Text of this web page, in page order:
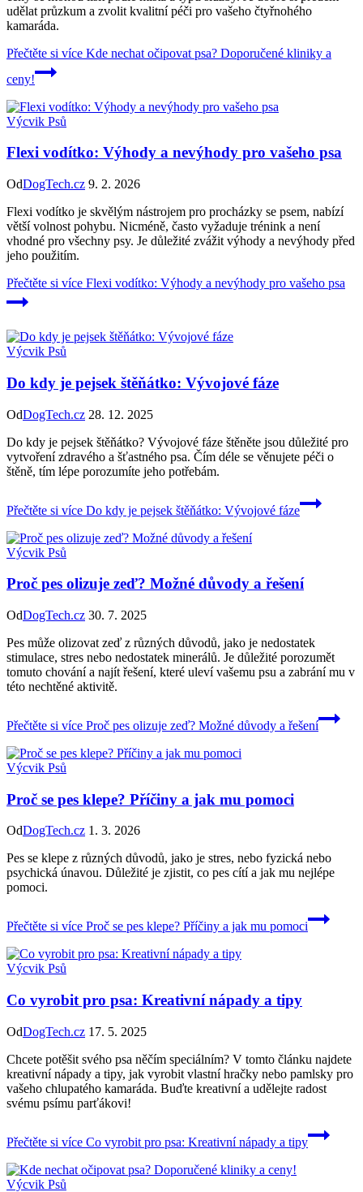
udělat průzkum a zvolit kvalitní péči pro vašeho čtyřnohého
kamaráda.
Přečtěte si více Kde nechat očipovat psa? Doporučené kliniky a
ceny!
Výcvik Psů
Flexi vodítko: Výhody a nevýhody pro vašeho psa
OdDogTech.cz 9. 2. 2026
Flexi vodítko je skvělým nástrojem pro procházky se psem, nabízí
větší volnost pohybu. Nicméně, často vyžaduje trénink a není
vhodné pro všechny psy. Je důležité zvážit výhody a nevýhody před
jeho použitím.
Přečtěte si více Flexi vodítko: Výhody a nevýhody pro vašeho psa
Výcvik Psů
Do kdy je pejsek štěňátko: Vývojové fáze
OdDogTech.cz 28. 12. 2025
Do kdy je pejsek štěňátko? Vývojové fáze štěněte jsou důležité pro
vytvoření zdravého a šťastného psa. Čím déle se věnujete péči o
štěně, tím lépe porozumíte jeho potřebám.
Přečtěte si více Do kdy je pejsek štěňátko: Vývojové fáze
Výcvik Psů
Proč pes olizuje zeď? Možné důvody a řešení
OdDogTech.cz 30. 7. 2025
Pes může olizovat zeď z různých důvodů, jako je nedostatek
stimulace, stres nebo nedostatek minerálů. Je důležité porozumět
tomuto chování a najít řešení, které uleví vašemu psu a zabrání mu v
této nechtěné aktivitě.
Přečtěte si více Proč pes olizuje zeď? Možné důvody a řešení
Výcvik Psů
Proč se pes klepe? Příčiny a jak mu pomoci
OdDogTech.cz 1. 3. 2026
Pes se klepe z různých důvodů, jako je stres, nebo fyzická nebo
psychická únavou. Důležité je zjistit, co pes cítí a jak mu nejlépe
pomoci.
Přečtěte si více Proč se pes klepe? Příčiny a jak mu pomoci
Výcvik Psů
Co vyrobit pro psa: Kreativní nápady a tipy
OdDogTech.cz 17. 5. 2025
Chcete potěšit svého psa něčím speciálním? V tomto článku najdete
kreativní nápady a tipy, jak vyrobit vlastní hračky nebo pamlsky pro
vašeho chlupatého kamaráda. Buďte kreativní a udělejte radost
svému psímu parťákovi!
Přečtěte si více Co vyrobit pro psa: Kreativní nápady a tipy
Výcvik Psů